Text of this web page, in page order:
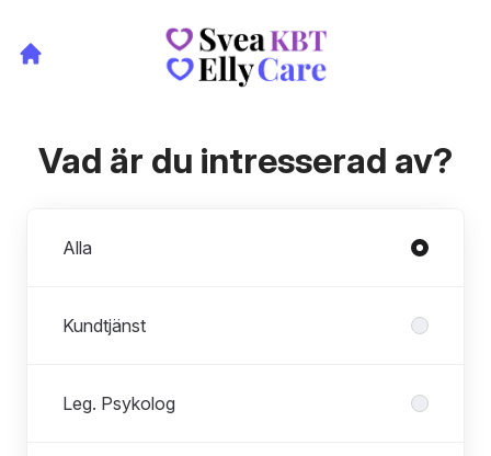
Vad är du intresserad av?
Alla
Kundtjänst
Leg. Psykolog